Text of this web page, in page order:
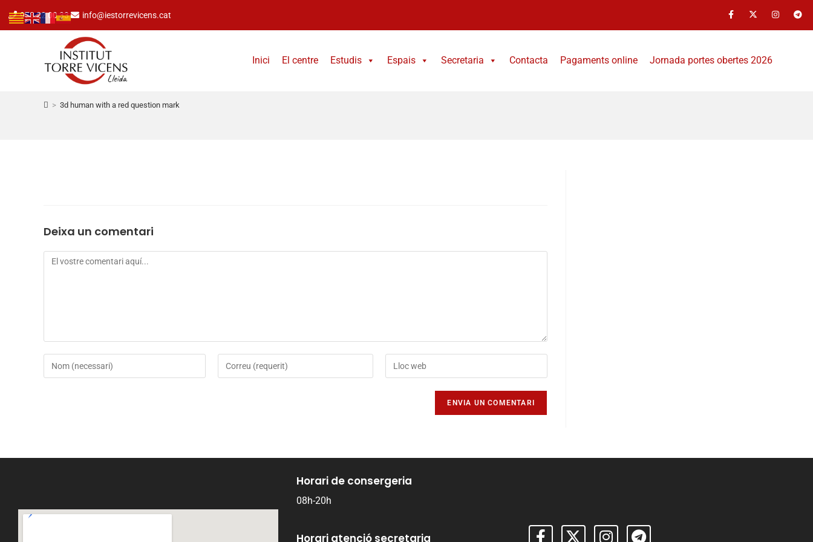
973 22 00 33 info@iestorrevicens.cat
Inici El centre Estudis Espais Secretaria Contacta Pagaments online Jornada portes obertes 2026
> 3d human with a red question mark
Deixa un comentari
Horari de consergeria
08h-20h
Horari atenció secretaria